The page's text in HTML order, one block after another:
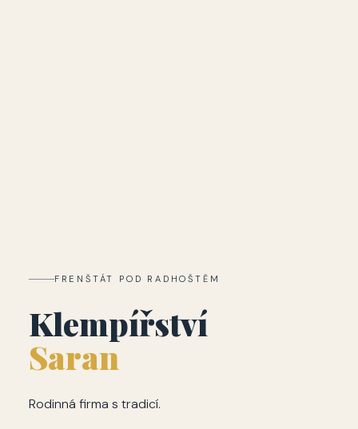
FRENŠTÁT POD RADHOŠTĚM
Klempířství
Saran
Rodinná firma s tradicí.